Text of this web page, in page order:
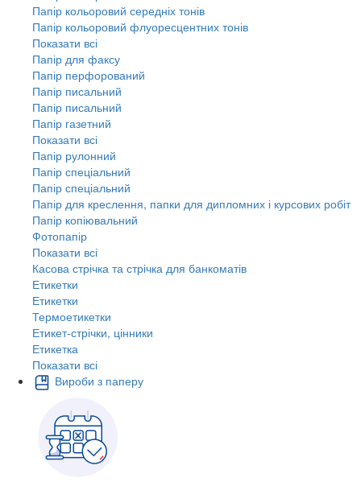
Папір кольоровий середніх тонів
Папір кольоровий флуоресцентних тонів
Показати всі
Папір для факсу
Папір перфорований
Папір писальний
Папір писальний
Папір газетний
Показати всі
Папір рулонний
Папір спеціальний
Папір спеціальний
Папір для креслення, папки для дипломних і курсових робіт
Папір копіювальний
Фотопапір
Показати всі
Касова стрічка та стрічка для банкоматів
Етикетки
Етикетки
Термоетикетки
Етикет-стрічки, цінники
Етикетка
Показати всі
Вироби з паперу